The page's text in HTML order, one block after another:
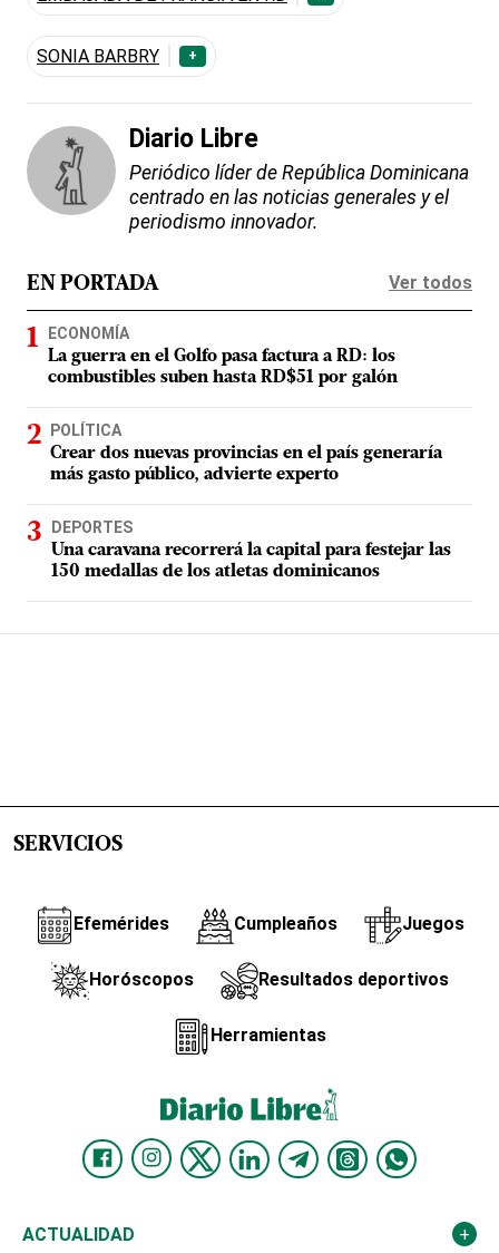
SONIA BARBRY +
Diario Libre
Periódico líder de República Dominicana
centrado en las noticias generales y el
periodismo innovador.
EN PORTADA Ver todos
ECONOMÍA
La guerra en el Golfo pasa factura a RD: los
combustibles suben hasta RD$51 por galón
POLÍTICA
Crear dos nuevas provincias en el país generaría
más gasto público, advierte experto
DEPORTES
Una caravana recorrerá la capital para festejar las
150 medallas de los atletas dominicanos
SERVICIOS
Efemérides Cumpleaños Juegos
Horóscopos Resultados deportivos
Herramientas
ACTUALIDAD